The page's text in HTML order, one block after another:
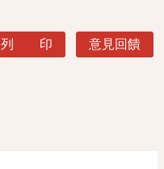
列 印 意見回饋